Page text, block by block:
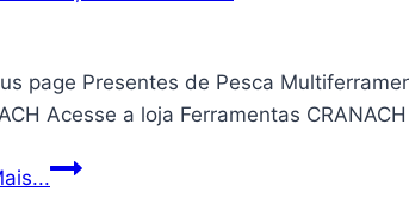
Vida,
Desbloqueie
Sua
page Presentes de Pesca
Acesse a loja Ferramentas
Trava